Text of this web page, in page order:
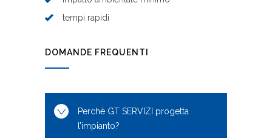
tempi rapidi
DOMANDE FREQUENTI
Perchè GT SERVIZI progetta
l’impianto?